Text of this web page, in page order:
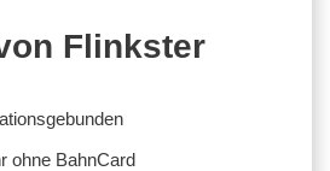
Flinkster
ohne BahnCard